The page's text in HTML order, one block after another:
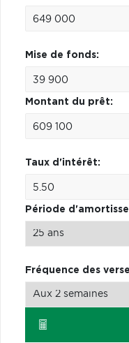
Mise de fonds:
Montant du prêt:
Taux d'intérêt:
Période
Fréquence des